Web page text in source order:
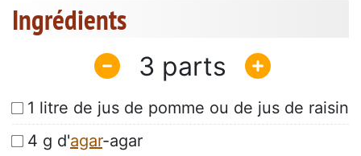
Ingrédients
3
1 litre de jus de pomme ou de jus de raisin
4 g d'agar-agar